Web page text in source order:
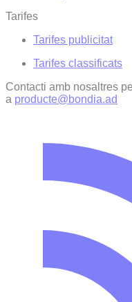
Tarifes
Tarifes publicitat
Tarifes classificats
Contacti amb nosaltres
a producte@bondia.ad